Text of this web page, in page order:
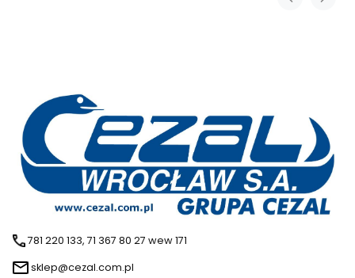
781 220 133, 71 367 80 27 wew 171
sklep@cezal.com.pl